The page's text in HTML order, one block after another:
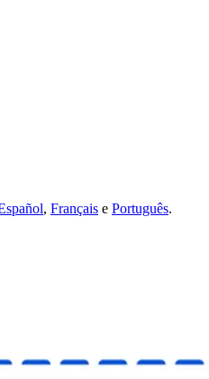
, Français e Português.